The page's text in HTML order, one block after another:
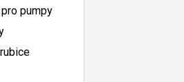
pumpy